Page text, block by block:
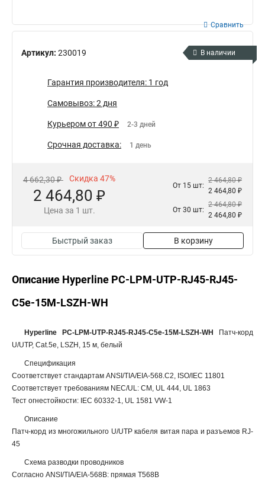
Артикул: 230019
Сравнить
В наличии
Гарантия производителя: 1 год
Самовывоз: 2 дня
Курьером от 490 ₽ 2-3 дней
Срочная доставка: 1 день
4 662,30 ₽ Скидка 47%
2 464,80 ₽
Цена за 1 шт.
От 15 шт:
2 464,80 ₽
2 464,80 ₽
От 30 шт:
2 464,80 ₽
2 464,80 ₽
Быстрый заказ В корзину
Описание Hyperline PC-LPM-UTP-RJ45-RJ45-
C5e-15M-LSZH-WH
Hyperline PC-LPM-UTP-RJ45-RJ45-C5e-15M-LSZH-WH
Патч-корд
U/UTP, Cat.5е, LSZH, 15 м, белый
Спецификация
Соответствует стандартам ANSI/TIA/EIA-568.C2, ISO/IEC 11801
Соответствует требованиям NEC/UL: CM, UL 444, UL 1863
Тест огнестойкости: IEC 60332-1, UL 1581 VW-1
Описание
Патч-корд из многожильного U/UTP кабеля витая пара и разъемов RJ-
45
Схема разводки проводников
Согласно ANSI/TIA/EIA-568B: прямая T568B